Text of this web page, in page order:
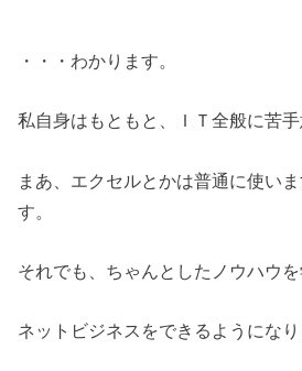
・・・わかります。
私自身はもともと、ＩＴ全般に苦手
まあ、エクセルとかは普通に使い
す。
それでも、ちゃんとしたノウハウ
ネットビジネスをできるようになり